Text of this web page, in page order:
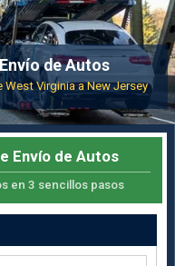
de Autos
Virginia a New Jersey
Envío de Autos
en 3 sencillos pasos